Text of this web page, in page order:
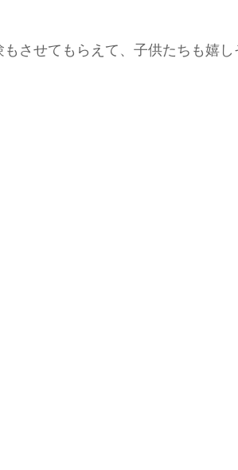
させてもらえて、子供たちも嬉